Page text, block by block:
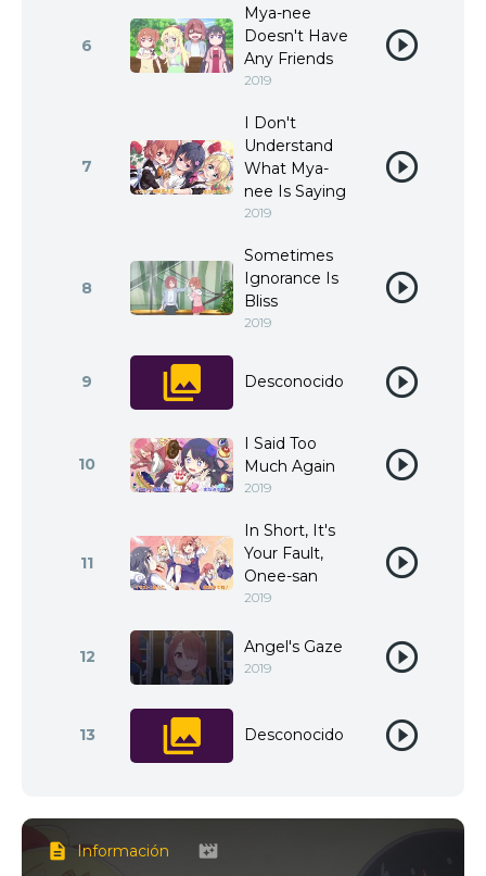
6
Mya-nee
Doesn't Have
Any Friends
2019
7
I Don't
Understand
What Mya-
nee Is Saying
2019
8
Sometimes
Ignorance Is
Bliss
2019
9 Desconocido
10
I Said Too
Much Again
2019
11
In Short, It's
Your Fault,
Onee-san
2019
12 Angel's Gaze
2019
13 Desconocido
Información